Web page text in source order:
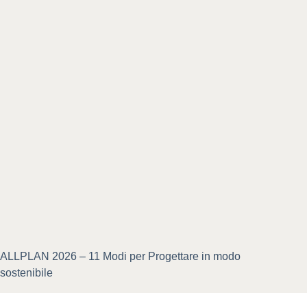
ALLPLAN 2026 – 11 Modi per Progettare in modo
sostenibile